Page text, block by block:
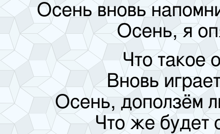
Осень вновь
Осень, я
Что такое
Вновь
Осень, доползём
Что же будет